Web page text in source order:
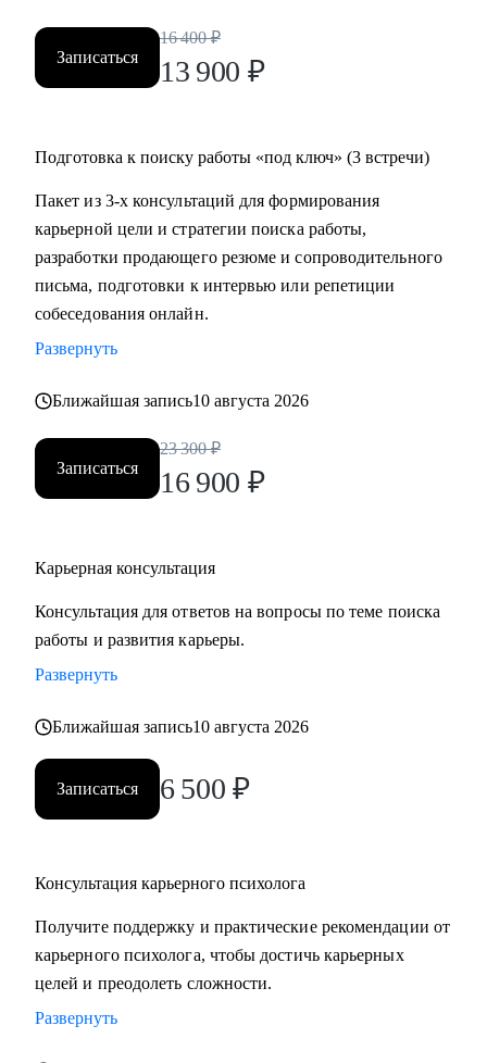
Записаться
16 400 ₽
13 900 ₽
Подготовка к поиску работы «под ключ» (3 встречи)
Пакет из 3-х консультаций для формирования
карьерной цели и стратегии поиска работы,
разработки продающего резюме и сопроводительного
письма, подготовки к интервью или репетиции
собеседования онлайн.
Развернуть
Ближайшая запись10 августа 2026
Записаться
23 300 ₽
16 900 ₽
Карьерная консультация
Консультация для ответов на вопросы по теме поиска
работы и развития карьеры.
Развернуть
Ближайшая запись10 августа 2026
Записаться 6 500 ₽
Консультация карьерного психолога
Получите поддержку и практические рекомендации от
карьерного психолога, чтобы достичь карьерных
целей и преодолеть сложности.
Развернуть